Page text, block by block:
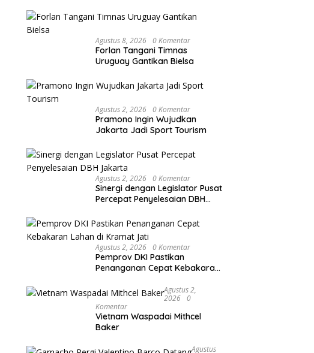
Agustus 8, 2026 0 Komentar
Forlan Tangani Timnas
Uruguay Gantikan Bielsa
Agustus 2, 2026 0 Komentar
Pramono Ingin Wujudkan
Jakarta Jadi Sport Tourism
Agustus 2, 2026 0 Komentar
Sinergi dengan Legislator Pusat
Percepat Penyelesaian DBH
Agustus 2, 2026 0 Komentar
Pemprov DKI Pastikan
Penanganan Cepat Kebakaran
Agustus 2,
2026
0
Komentar
Vietnam Waspadai Mithcel
Baker
Agustus